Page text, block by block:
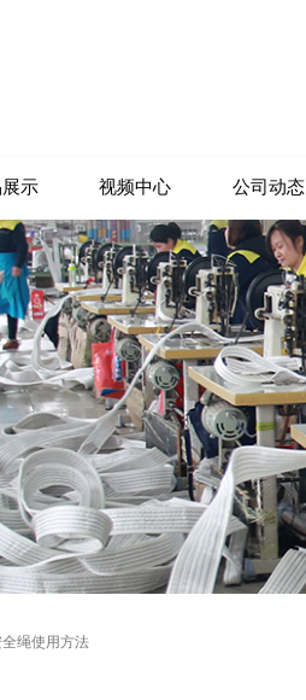
示 视频中心 公司动态
绳使用方法